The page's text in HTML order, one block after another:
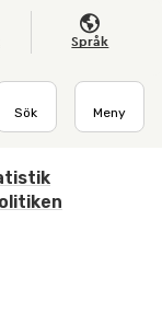
Språk
Sök Meny